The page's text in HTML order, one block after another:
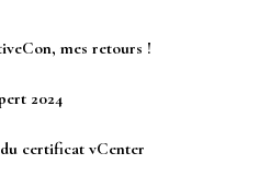
mes retours !
2024
certificat vCenter